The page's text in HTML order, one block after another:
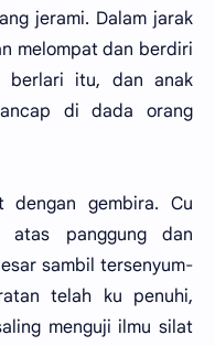
jerami. Dalam jarak
melompat dan berdiri
berlari itu, dan anak
di dada orang
dengan gembira. Cu
panggung dan
sambil tersenyum-
telah ku penuhi,
menguji ilmu silat